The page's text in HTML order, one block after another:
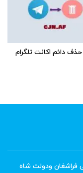
دائم اکانت تلگرام
فراشغان ودولت شاه